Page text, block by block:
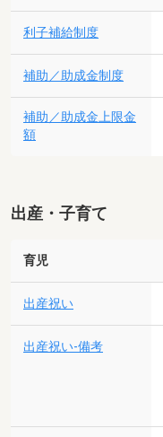
利子補給制度
補助／助成金制度
補助／助成金上限金
額
出産・子育て
育児
出産祝い
出産祝い-備考